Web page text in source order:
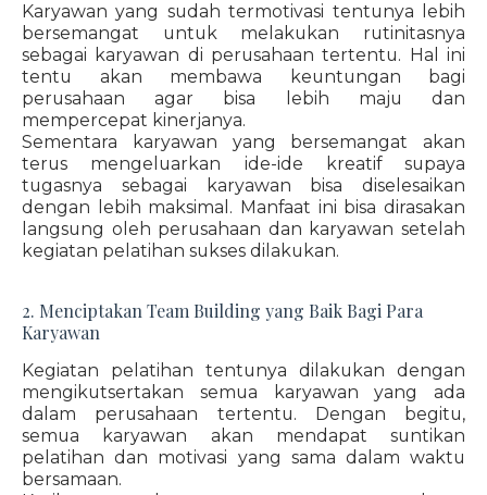
Karyawan yang sudah termotivasi tentunya lebih
bersemangat untuk melakukan rutinitasnya
sebagai karyawan di perusahaan tertentu. Hal ini
tentu akan membawa keuntungan bagi
perusahaan agar bisa lebih maju dan
mempercepat kinerjanya.
Sementara karyawan yang bersemangat akan
terus mengeluarkan ide-ide kreatif supaya
tugasnya sebagai karyawan bisa diselesaikan
dengan lebih maksimal. Manfaat ini bisa dirasakan
langsung oleh perusahaan dan karyawan setelah
kegiatan pelatihan sukses dilakukan.
2. Menciptakan Team Building yang Baik Bagi Para
Karyawan
Kegiatan pelatihan tentunya dilakukan dengan
mengikutsertakan semua karyawan yang ada
dalam perusahaan tertentu. Dengan begitu,
semua karyawan akan mendapat suntikan
pelatihan dan motivasi yang sama dalam waktu
bersamaan.